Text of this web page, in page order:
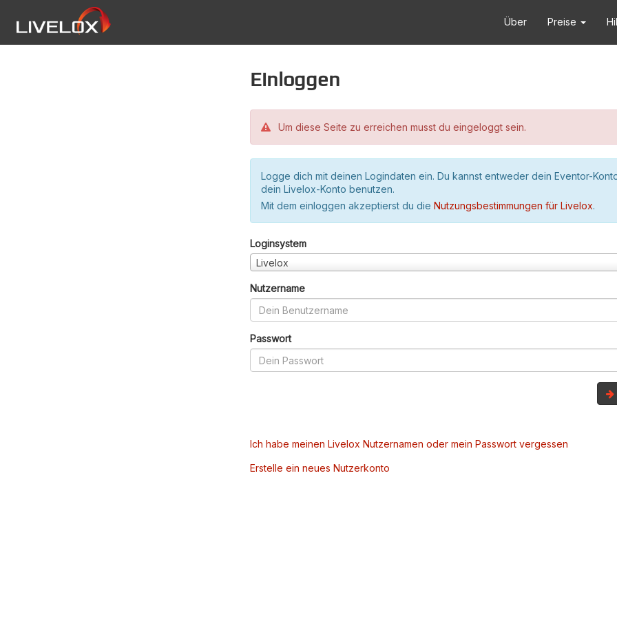
Über Preise
Einloggen
Um diese Seite zu erreichen musst du eingeloggt sein.
Logge dich mit deinen Logindaten ein. Du kannst entweder dein Eventor-
dein Livelox-Konto benutzen.
Mit dem einloggen akzeptierst du die Nutzungsbestimmungen für Livelox.
Loginsystem
Livelox
Nutzername
Passwort
Ich habe meinen Livelox Nutzernamen oder mein Passwort vergessen
Erstelle ein neues Nutzerkonto